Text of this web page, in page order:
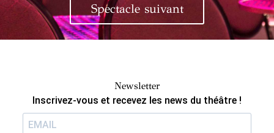
Spectacle suivant
Newsletter
Inscrivez-vous et recevez les news du théâtre !